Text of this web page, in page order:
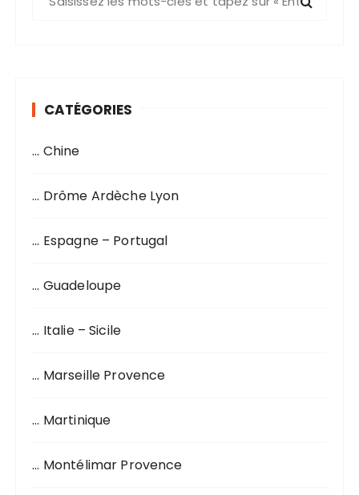
e
CATÉGORIES
… Chine
… Drôme Ardèche Lyon
… Espagne – Portugal
… Guadeloupe
… Italie – Sicile
… Marseille Provence
… Martinique
… Montélimar Provence